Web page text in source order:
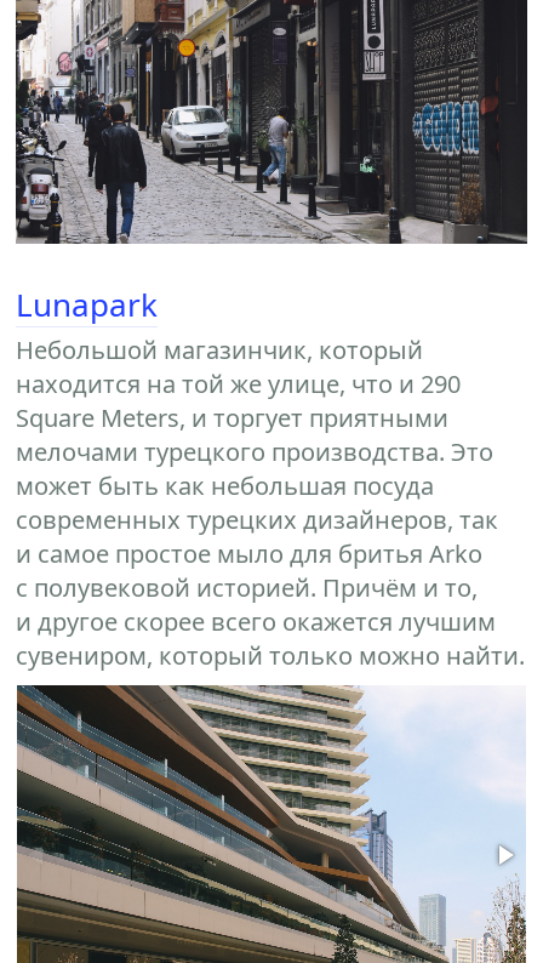
Lunapark
Небольшой магазинчик, который
находится на той же улице, что и 290
Square Meters, и торгует приятными
мелочами турецкого производства. Это
может быть как небольшая посуда
современных турецких дизайнеров, так
и самое простое мыло для бритья Arko
с полувековой историей. Причём и то,
и другое скорее всего окажется лучшим
сувениром, который только можно найти.